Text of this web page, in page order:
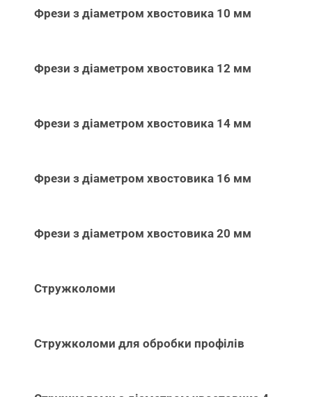
Фрези з діаметром хвостовика 10 мм
Фрези з діаметром хвостовика 12 мм
Фрези з діаметром хвостовика 14 мм
Фрези з діаметром хвостовика 16 мм
Фрези з діаметром хвостовика 20 мм
Стружколоми
Стружколоми для обробки профілів